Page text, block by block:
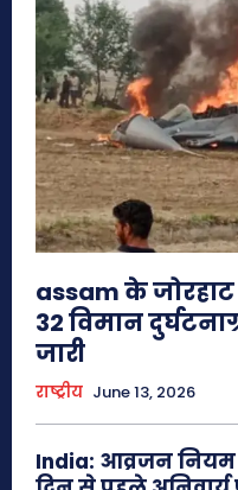
assam के
32 विमान
जारी
राष्ट्रीय June 13, 2026
India: आव्रजन नियम